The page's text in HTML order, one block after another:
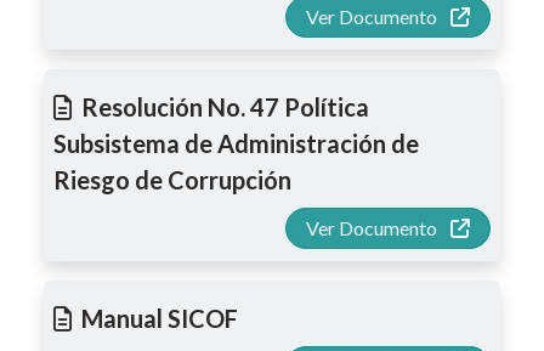
Ver Documento
Resolución No. 47 Política
Subsistema de Administración de
Riesgo de Corrupción
Ver Documento
Manual SICOF